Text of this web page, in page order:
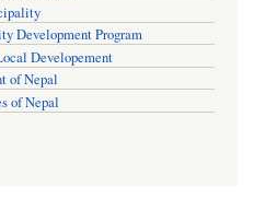
Development Program
Developement
of Nepal
of Nepal